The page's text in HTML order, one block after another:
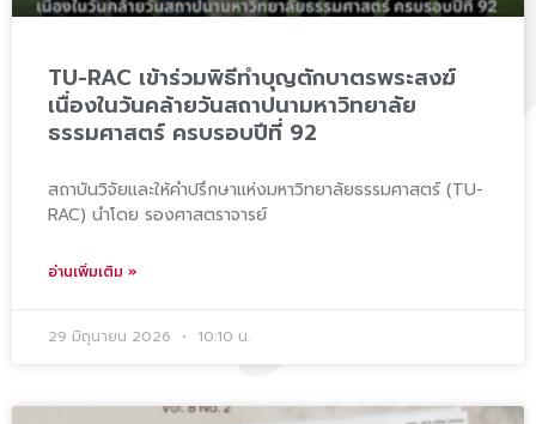
TU-RAC เข้าร่วมพิธีทำบุญตักบาตรพระสงฆ์
เนื่องในวันคล้ายวันสถาปนามหาวิทยาลัย
ธรรมศาสตร์ ครบรอบปีที่ 92
สถาบันวิจัยและให้คำปรึกษาแห่งมหาวิทยาลัยธรรมศาสตร์ (TU-
RAC) นำโดย รองศาสตราจารย์
อ่านเพิ่มเติม »
29 มิถุนายน 2026 10:10 น.